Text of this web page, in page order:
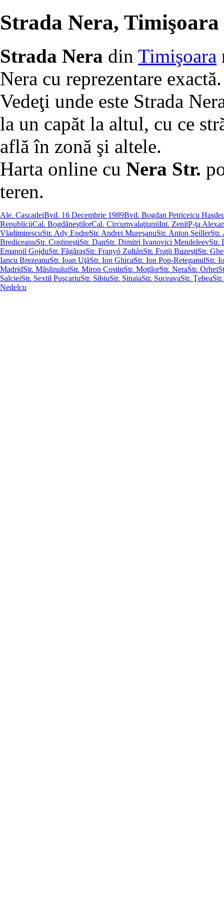
Strada Nera, Timişoara
Strada Nera din Timişoara
Nera cu reprezentare exactă.
Vedeţi unde este Strada
la un capăt la altul, cu ce
află în zonă şi altele.
Harta online cu Nera Str.
teren.
Ale. CascadeiBvd. 16 Decembrie 1989Bvd. Bogdan Petriceicu
RepubliciiCal. BogdăneştilorCal. CircumvalaţiuniiInt. ZenitP-ţa
VladimirescuStr. Ady EndreStr. Andrei MureşanuStr. Anton SeillerStr.
BrediceanuStr. CostineştiStr. DanStr. Dimitri Ivanovici MendeleevStr.
Emanoil GojduStr. FăgăraşStr. Franyó ZoltánStr. Fraţii BuzeştiStr.
Iancu BrezeanuStr. Ioan UţăStr. Ion GhicaStr. Ion Pop-ReteganulStr.
MadridStr. MăslinuluiStr. Miron CostinStr. MoţilorStr. NeraStr. Orhei
SalcieiStr. Sextil PuşcariuStr. SibiuStr. SinaiaStr. SuceavaStr. Ţebea
Nedelcu